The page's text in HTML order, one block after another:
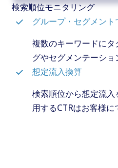
検索順位モニタリング
グループ・セグメント
複数のキーワードに
グやセグメンテーショ
想定流入換算
検索順位から想定流
用するCTRはお客様に